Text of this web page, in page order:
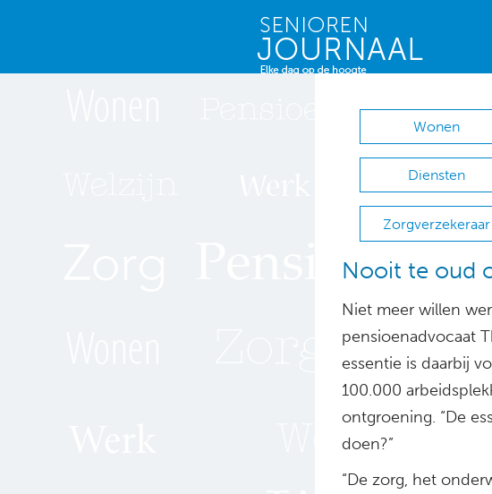
Wonen
Diensten
Zorgverzekeraar
Nooit te oud
Niet meer willen
pensioenadvocaat
essentie is daarbij
100.000
ontgroening. “De
doen?”
“De zorg, het